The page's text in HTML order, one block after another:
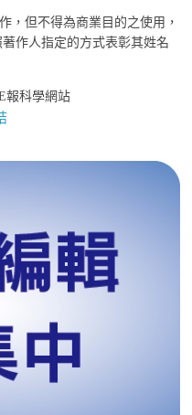
，但不得為商業目的之使用，
作人指定的方式表彰其姓名
報科學網站